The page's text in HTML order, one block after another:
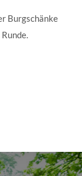
Burgschänke